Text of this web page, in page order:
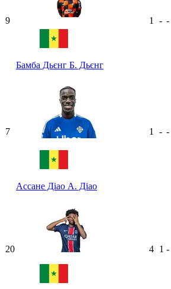
9
Бамба Дьєнг Б. Дьєнг
1 - -
7
Ассане Діао А. Діао
1 - -
20 4 1 -